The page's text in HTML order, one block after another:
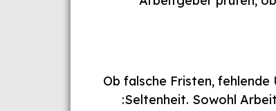
Ob falsche Fristen,
Seltenheit. Sowohl